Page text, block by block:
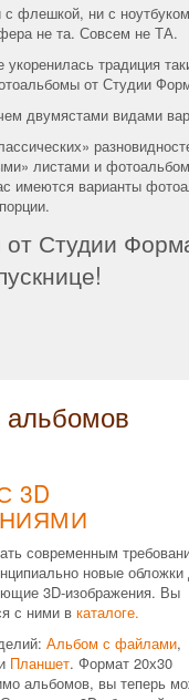
с флешкой, ни с
не та. Совсем не ТА.
традиция
от Студии
двумястами видами
листами и
имеются варианты
Студии
3D
современным
новые обложки
3D-изображения. Вы
с ними в каталоге.
Альбом с файлами,
Планшет. Формат 20х30
альбомов, вы теперь